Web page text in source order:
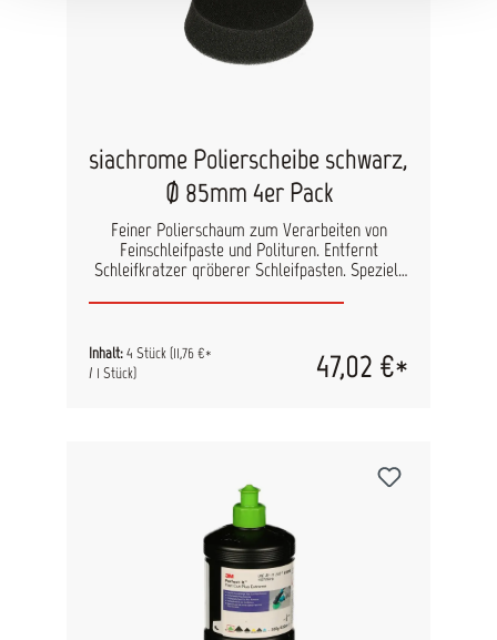
siachrome Polierscheibe schwarz,
Ø 85mm 4er Pack
Feiner Polierschaum zum Verarbeiten von
Feinschleifpaste und Polituren. Entfernt
Schleifkratzer gröberer Schleifpasten. Speziell
Feinschleifpaste vorgesehen. Die farbliche
zum entsprechenden Polierpad und schließt
Verwechslungen aus. Größe & Inhalt: D 85 mm 4
Inhalt:4 Stück(11,76 €*
/ 1 Stück)
47,02 €*